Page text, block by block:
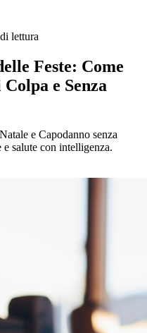
lettura
Feste: Come
e Senza
e Capodanno senza
salute con intelligenza.